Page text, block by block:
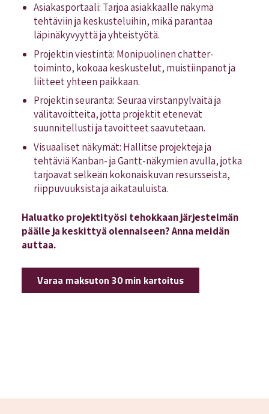
Asiakasportaali: Tarjoa asiakkaalle näkymä
tehtäviin ja keskusteluihin, mikä parantaa
läpinäkyvyyttä ja yhteistyötä.
Projektin viestintä: Monipuolinen chatter-
toiminto, kokoaa keskustelut, muistiinpanot ja
liitteet yhteen paikkaan.
Projektin seuranta: Seuraa virstanpylväitä ja
välitavoitteita, jotta projektit etenevät
suunnitellusti ja tavoitteet saavutetaan.
Visuaaliset näkymät: Hallitse projekteja ja
tehtäviä Kanban- ja Gantt-näkymien avulla, jotka
tarjoavat selkeän kokonaiskuvan resursseista,
riippuvuuksista ja aikatauluista.
Haluatko projektityösi tehokkaan järjestelmän
päälle ja keskittyä olennaiseen? Anna meidän
auttaa.
Varaa maksuton 30 min kartoitus